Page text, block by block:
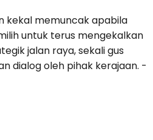
kekal memuncak apabila
untuk terus mengekalkan
jalan raya, sekali gus
dialog oleh pihak kerajaan. -